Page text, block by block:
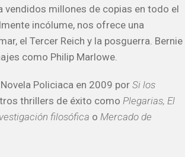
vendidos millones de copias en todo el
incólume, nos ofrece una
el Tercer Reich y la posguerra. Bernie
como Philip Marlowe.
Policiaca en 2009 porSi los
thrillers de éxito como Plegarias, El
filosófica o Mercado de